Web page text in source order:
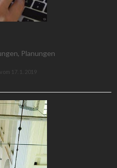
, Planungen
17. 1. 2019